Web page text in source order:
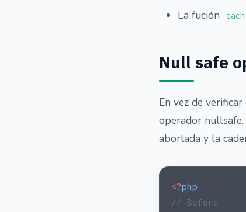
La fución
Null safe
En vez de
operador nullsafe.
abortada y la
<?php
// Before